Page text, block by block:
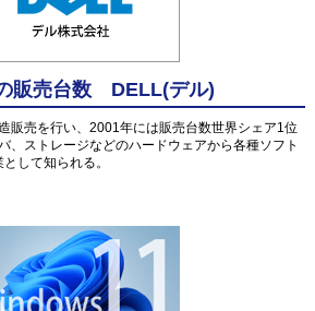
販売台数 DELL(デル)
販売を行い、2001年には販売台数世界シェア1位
、ストレージなどのハードウェアから各種ソフト
して知られる。